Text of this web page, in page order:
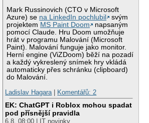
Mark Russinovich (CTO v Microsoft
Azure) se na LinkedIn pochlubil
svým
projektem MS Paint Doom
napsaným
pomocí Claude. Hru Doom umožňuje
hrát v programu Malování (Microsoft
Paint). Malování funguje jako monitor.
Herní engine (ViZDoom) běží na pozadí
a každý vykreslený snímek hry vkládá
automaticky přes schránku (clipboard)
do Malování.
Ladislav Hagara
Komentářů: 2
EK: ChatGPT i Roblox mohou spadat
pod přísnější pravidla
6.8. 08:00 | IT novinky